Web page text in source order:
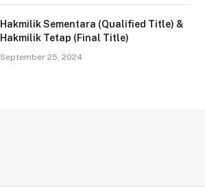
Hakmilik Sementara (Qualified Title) &
Hakmilik Tetap (Final Title)
September 25, 2024